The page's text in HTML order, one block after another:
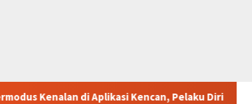
di Aplikasi Kencan, Pelaku Diringkus di Ciputat